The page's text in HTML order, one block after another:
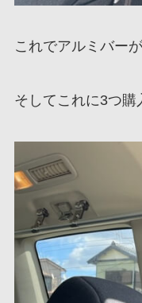
これでアルミバーが
そしてこれに3つ購